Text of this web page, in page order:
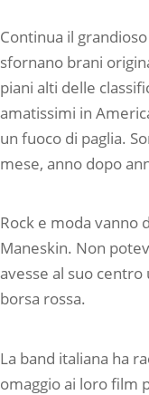
Continua il
sfornano brani
piani alti delle
amatissimi in
un fuoco di paglia.
mese, anno dopo
Rock e moda vanno
Maneskin. Non
avesse al suo
borsa rossa.
La band italiana ha
omaggio ai loro film